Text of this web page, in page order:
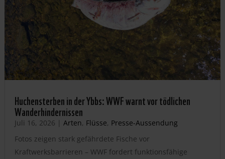
Huchensterben in der Ybbs: WWF warnt vor tödlichen
Wanderhindernissen
Juli 16, 2026 | Arten, Flüsse, Presse-Aussendung
Fotos zeigen stark gefährdete Fische vor
Kraftwerksbarrieren – WWF fordert funktionsfähige